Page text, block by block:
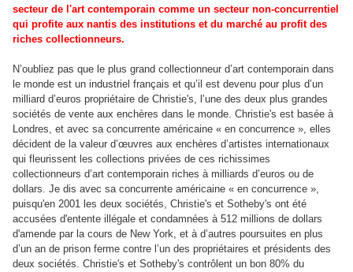
secteur de l'art contemporain comme un secteur non-concurrentiel
qui profite aux nantis des institutions et du marché au profit des
riches collectionneurs.
N’oubliez pas que le plus grand collectionneur d’art contemporain dans
le monde est un industriel français et qu’il est devenu pour plus d’un
milliard d’euros propriétaire de Christie's, l’une des deux plus grandes
sociétés de vente aux enchères dans le monde. Christie's est basée à
Londres, et avec sa concurrente américaine « en concurrence », elles
décident de la valeur d’œuvres aux enchères d’artistes internationaux
qui fleurissent les collections privées de ces richissimes
collectionneurs d’art contemporain riches à milliards d’euros ou de
dollars. Je dis avec sa concurrente américaine « en concurrence »,
puisqu'en 2001 les deux sociétés, Christie's et Sotheby's ont été
accusées d'entente illégale et condamnées à 512 millions de dollars
d'amende par la cours de New York, et à d’autres poursuites en plus
d’un an de prison ferme contre l’un des propriétaires et présidents des
deux sociétés. Christie's et Sotheby's contrôlent un bon 80% du